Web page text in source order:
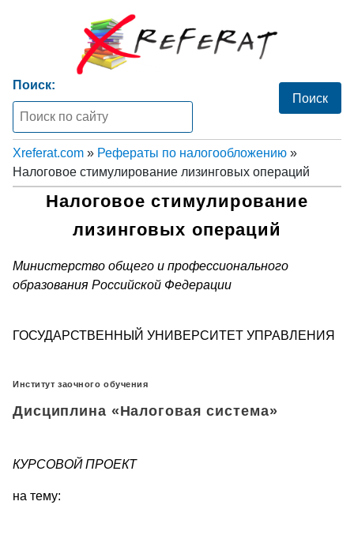
Поиск:
Xreferat.com » Рефераты по налогообложению »
Налоговое стимулирование лизинговых операций
Налоговое стимулирование
лизинговых операций
Министерство общего и профессионального
образования Российской Федерации
ГОСУДАРСТВЕННЫЙ УНИВЕРСИТЕТ УПРАВЛЕНИЯ
Институт заочного обучения
Дисциплина «Налоговая система»
КУРСОВОЙ ПРОЕКТ
на тему: